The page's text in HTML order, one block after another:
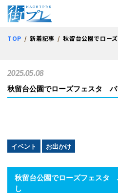
街プレ
TOP 新着記事 秋留台公園でローズフェスタ バラをテー
秋留台公園でローズフェスタ バ
イベント お出かけ
2025.05.08
秋留台公園でローズフェスタ
し